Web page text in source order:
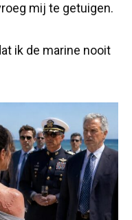
mij te getuigen.
ik de marine nooit